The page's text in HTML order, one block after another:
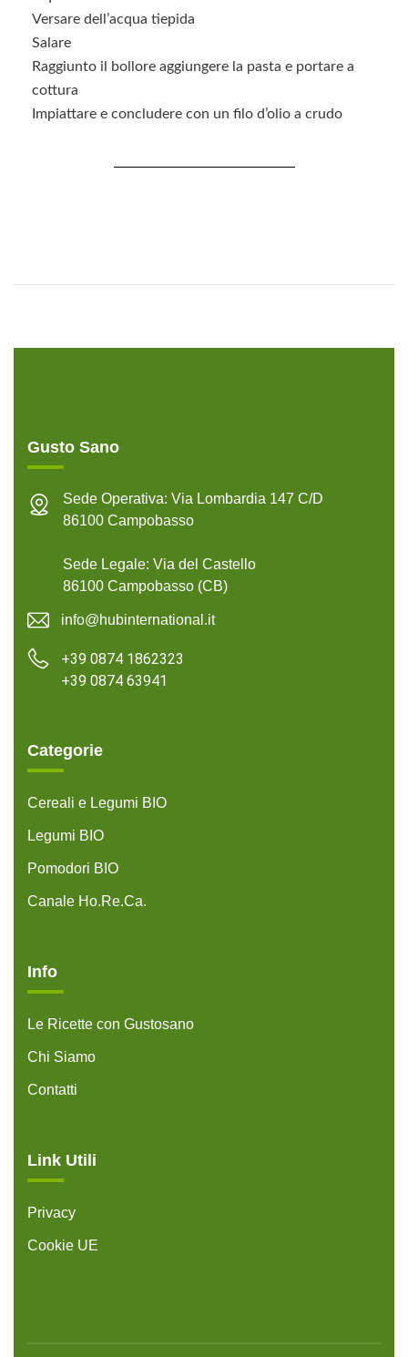
Versare dell’acqua tiepida
Salare
Raggiunto il bollore aggiungere la pasta e portare a
cottura
Impiattare e concludere con un filo d’olio a crudo
Gusto Sano
Sede Operativa: Via Lombardia 147 C/D
86100 Campobasso
Sede Legale: Via del Castello
86100 Campobasso (CB)
info@hubinternational.it
+39 0874 1862323
+39 0874 63941
Categorie
Cereali e Legumi BIO
Legumi BIO
Pomodori BIO
Canale Ho.Re.Ca.
Info
Le Ricette con Gustosano
Chi Siamo
Contatti
Link Utili
Privacy
Cookie UE